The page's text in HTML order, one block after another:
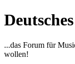
...das Forum für
wollen!